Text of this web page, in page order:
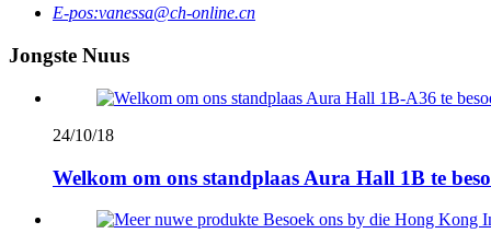
E-pos:vanessa@ch-online.cn
Jongste Nuus
24/10/18
Welkom om ons standplaas Aura Hall 1B te